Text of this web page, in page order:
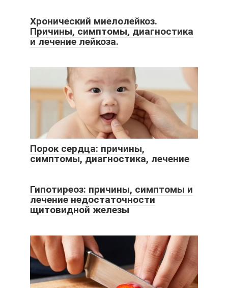
Хронический миелолейкоз.
Причины, симптомы, диагностика
и лечение лейкоза.
Порок сердца: причины,
симптомы, диагностика, лечение
Гипотиреоз: причины, симптомы и
лечение недостаточности
щитовидной железы